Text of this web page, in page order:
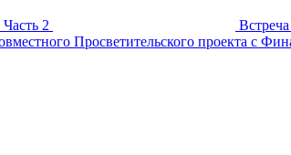
2
Просветительского проекта с